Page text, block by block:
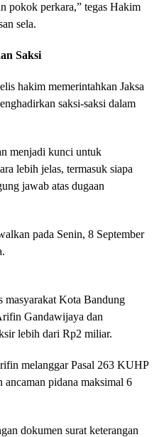
pokok perkara,” tegas Hakim
sela.
Saksi
hakim memerintahkan Jaksa
saksi-saksi dalam
menjadi kunci untuk
lebih jelas, termasuk siapa
jawab atas dugaan
pada Senin, 8 September
masyarakat Kota Bandung
Gandawijaya dan
lebih dari Rp2 miliar.
melanggar Pasal 263 KUHP
ancaman pidana maksimal 6
dokumen surat keterangan